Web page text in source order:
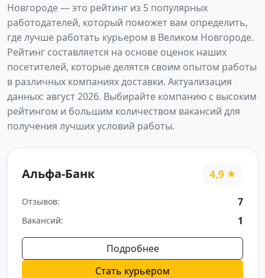
Новгороде — это рейтинг из 5 популярных
работодателей, который поможет вам определить,
где лучше работать курьером в Великом Новгороде.
Рейтинг составляется на основе оценок наших
посетителей, которые делятся своим опытом работы
в различных компаниях доставки. Актуализация
данных: август 2026. Выбирайте компанию с высоким
рейтингом и большим количеством вакансий для
получения лучших условий работы.
Альфа-Банк 4,9
Отзывов: 7
Вакансий: 1
Подробнее
Стать курьером